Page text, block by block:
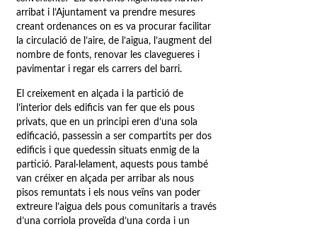
arribat i l’Ajuntament va prendre mesures
creant ordenances on es va procurar facilitar
la circulació de l’aire, de l’aigua, l’augment del
nombre de fonts, renovar les clavegueres i
pavimentar i regar els carrers del barri.
El creixement en alçada i la partició de
l’interior dels edificis van fer que els pous
privats, que en un principi eren d’una sola
edificació, passessin a ser compartits per dos
edificis i que quedessin situats enmig de la
partició. Paral·lelament, aquests pous també
van créixer en alçada per arribar als nous
pisos remuntats i els nous veïns van poder
extreure l’aigua dels pous comunitaris a través
d’una corriola proveïda d’una corda i un